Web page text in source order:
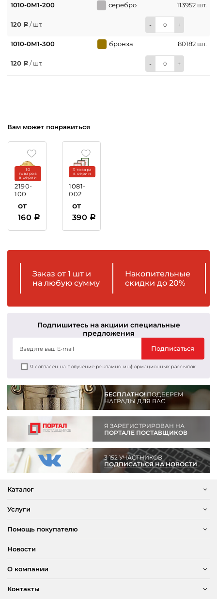
1010-0М1-200 серебро 113952 шт.
120 / шт. - +
1010-0М1-300 бронза 80182 шт.
120 / шт. - +
Вам может понравиться
2190-
100
10
товаров
в серии
от
160
1081-
002
пластиковая
3 товара
в серии
от
390
Заказ от 1 шт и
на любую сумму
Накопительные
скидки до 20%
Подпишитесь на акциии специальные
предложения
Подписаться
Я согласен на получение рекламно-информационных рассылок
БЕСПЛАТНО!ПОДБЕРЕМ
НАГРАДЫ ДЛЯ ВАС
Я ЗАРЕГИСТРИРОВАН НА
ПОРТАЛЕ ПОСТАВЩИКОВ
3 152 УЧАСТНИКОВ
ПОДПИСАТЬСЯ НА НОВОСТИ
Каталог
Услуги
Помощь покупателю
Новости
О компании
Контакты